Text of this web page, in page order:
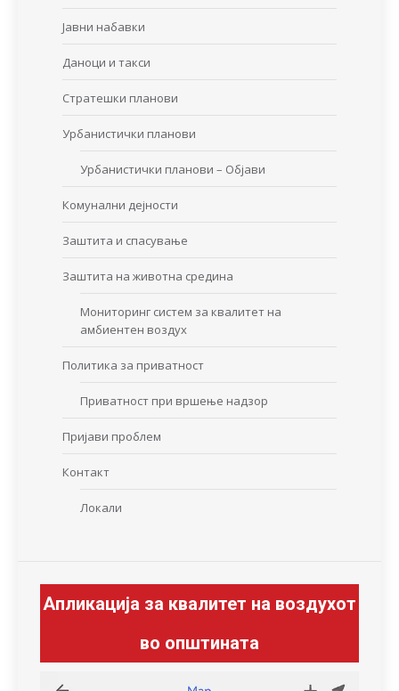
Јавни набавки
Даноци и такси
Стратешки планови
Урбанистички планови
Урбанистички планови – Објави
Комунални дејности
Заштита и спасување
Заштита на животна средина
Мониторинг систем за квалитет на
амбиентен воздух
Политика за приватност
Приватност при вршење надзор
Пријави проблем
Контакт
Локали
Апликација за квалитет на воздухот
во општината